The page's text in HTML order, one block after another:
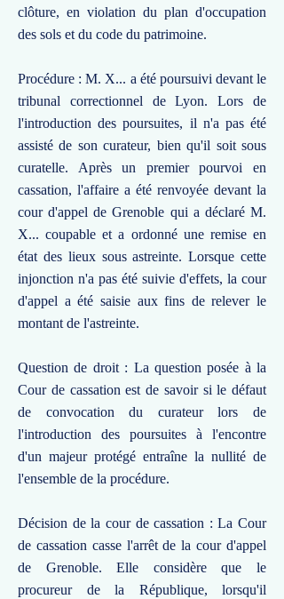
clôture, en violation du plan d'occupation
des sols et du code du patrimoine.
Procédure : M. X... a été poursuivi devant le
tribunal correctionnel de Lyon. Lors de
l'introduction des poursuites, il n'a pas été
assisté de son curateur, bien qu'il soit sous
curatelle. Après un premier pourvoi en
cassation, l'affaire a été renvoyée devant la
cour d'appel de Grenoble qui a déclaré M.
X... coupable et a ordonné une remise en
état des lieux sous astreinte. Lorsque cette
injonction n'a pas été suivie d'effets, la cour
d'appel a été saisie aux fins de relever le
montant de l'astreinte.
Question de droit : La question posée à la
Cour de cassation est de savoir si le défaut
de convocation du curateur lors de
l'introduction des poursuites à l'encontre
d'un majeur protégé entraîne la nullité de
l'ensemble de la procédure.
Décision de la cour de cassation : La Cour
de cassation casse l'arrêt de la cour d'appel
de Grenoble. Elle considère que le
procureur de la République, lorsqu'il